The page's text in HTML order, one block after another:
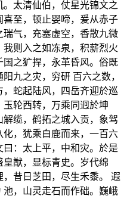
太清仙伯，仗星光锦文之
至，顿止婴啼，爰从赤子
气，充塞虚空，香散九微
则入之如冻泉，积薪烈火
之犷捍，永革昏风。俗既
九之灾，穷研 百六之数，
蛇起陆风，四岳齐迎於巡
轮西转，万乘同迥於坤
缆，鹤拓之城入贡，象驾
，犹乘白鹿而来，一百六
：太上平，中和灾。於是
猷，显标青史。岁代绵
昔日芝田，尽生禾黍。 遐
，山灵走石而作础。巍峨